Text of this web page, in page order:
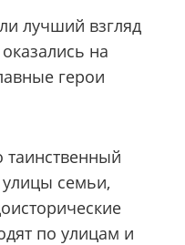
лучший взгляд
на
герои
таинственный
улицы семьи,
по улицам и